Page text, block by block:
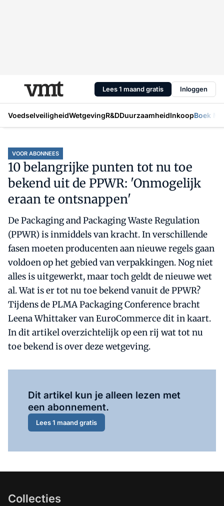
Lees 1 maand gratis Inloggen
VoedselveiligheidWetgevingR&DDuurzaamheidInkoopBoek
VOOR ABONNEES
10 belangrijke punten tot nu toe
bekend uit de PPWR: 'Onmogelijk
eraan te ontsnappen'
De Packaging and Packaging Waste Regulation
(PPWR) is inmiddels van kracht. In verschillende
fasen moeten producenten aan nieuwe regels gaan
voldoen op het gebied van verpakkingen. Nog niet
alles is uitgewerkt, maar toch geldt de nieuwe wet
al. Wat is er tot nu toe bekend vanuit de PPWR?
Tijdens de PLMA Packaging Conference bracht
Leena Whittaker van EuroCommerce dit in kaart.
In dit artikel overzichtelijk op een rij wat tot nu
toe bekend is over deze wetgeving.
Dit artikel kun je alleen lezen met
een abonnement.
Lees 1 maand gratis
Collecties